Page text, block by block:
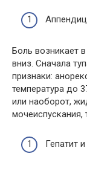
Боль возникает
вниз. Сначала
признаки:
температура до
или наоборот,
Гепатит